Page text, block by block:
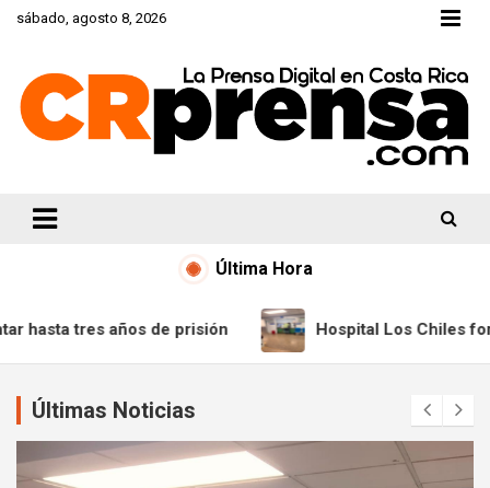
Skipsábado, agosto 8, 2026
Última Hora
Hospital Los Chiles fortalece servicio de
Últimas Noticias